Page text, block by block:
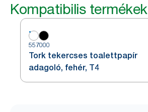
Kompatibilis termékek
557000
Tork tekercses toalettpapír
adagoló, fehér, T4